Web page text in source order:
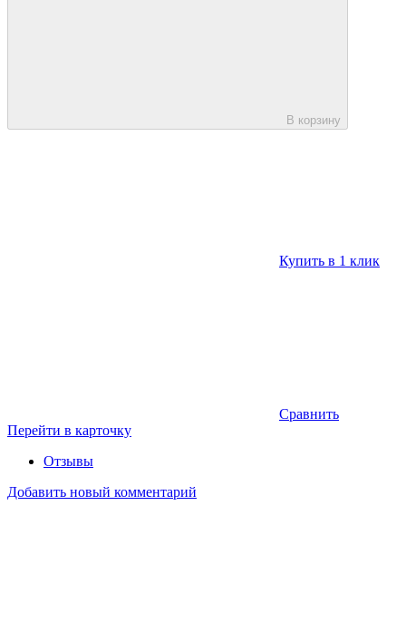
В корзину
Купить в 1 клик
Сравнить
Перейти в карточку
Отзывы
Добавить новый комментарий